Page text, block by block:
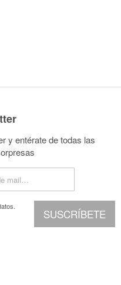
y entérate de todas las
SUSCRÍBETE